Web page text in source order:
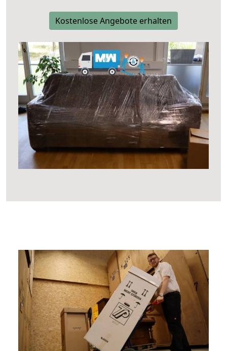
Kostenlose Angebote erhalten